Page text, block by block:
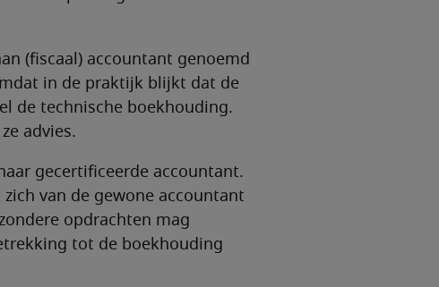
(fiscaal) accountant genoemd
in de praktijk blijkt dat de
de technische boekhouding.
advies.
gecertificeerde accountant.
van de gewone accountant
opdrachten mag
tot de boekhouding